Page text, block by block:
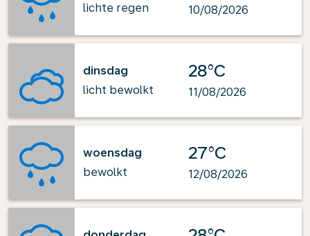
lichte regen
10/08/2026
dinsdag
licht bewolkt
28°C
11/08/2026
woensdag
bewolkt
27°C
12/08/2026